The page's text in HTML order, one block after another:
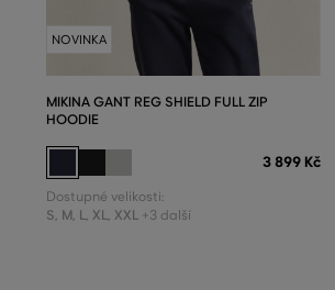
NOVINKA
MIKINA GANT REG SHIELD FULL ZIP
HOODIE
3 899 Kč
Dostupné velikosti:
S, M, L, XL, XXL +3 další